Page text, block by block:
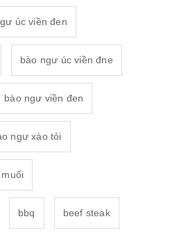
úc viền đen
bào ngư úc viền đne
bào ngư viền đen
ngư xào tỏi
bbq beef steak